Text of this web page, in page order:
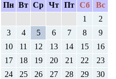
Пн Вт Ср Чт Пт Сб
Вс
1
2
3
4 5 6 7 8
9
10
11 12 13 14 15
16
17
18 19 20 21 22
23
24
25 26 27 28 29
30